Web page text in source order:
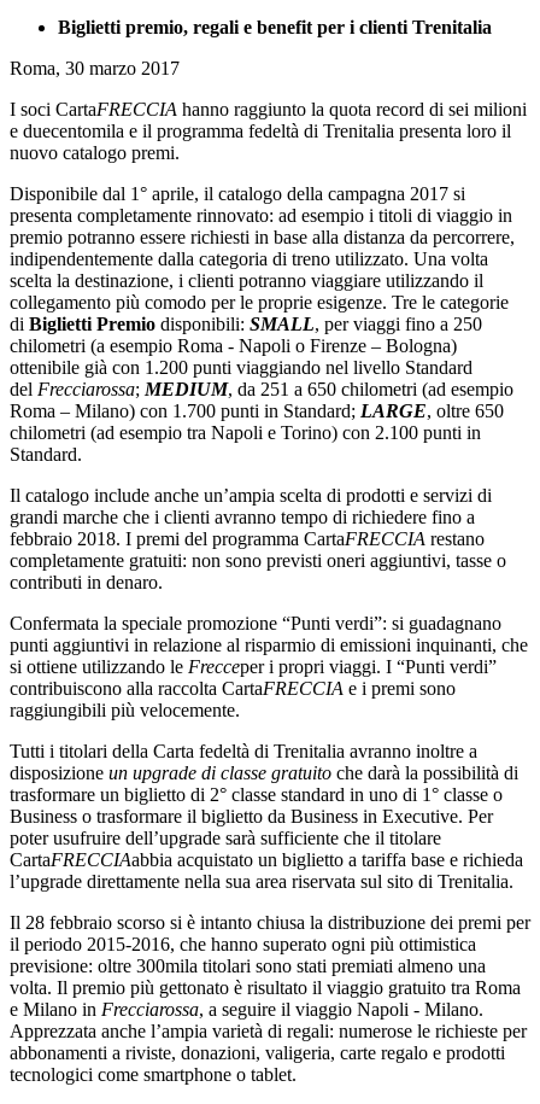
Biglietti premio, regali e benefit per i clienti Trenitalia
Roma, 30 marzo 2017
I soci CartaFRECCIA hanno raggiunto la quota record di sei milioni
e duecentomila e il programma fedeltà di Trenitalia presenta loro il
nuovo catalogo premi.
Disponibile dal 1° aprile, il catalogo della campagna 2017 si
presenta completamente rinnovato: ad esempio i titoli di viaggio in
premio potranno essere richiesti in base alla distanza da percorrere,
indipendentemente dalla categoria di treno utilizzato. Una volta
scelta la destinazione, i clienti potranno viaggiare utilizzando il
collegamento più comodo per le proprie esigenze. Tre le categorie
di Biglietti Premio disponibili: SMALL, per viaggi fino a 250
chilometri (a esempio Roma - Napoli o Firenze – Bologna)
ottenibile già con 1.200 punti viaggiando nel livello Standard
del Frecciarossa; MEDIUM, da 251 a 650 chilometri (ad esempio
Roma – Milano) con 1.700 punti in Standard; LARGE, oltre 650
chilometri (ad esempio tra Napoli e Torino) con 2.100 punti in
Standard.
Il catalogo include anche un’ampia scelta di prodotti e servizi di
grandi marche che i clienti avranno tempo di richiedere fino a
febbraio 2018. I premi del programma CartaFRECCIA restano
completamente gratuiti: non sono previsti oneri aggiuntivi, tasse o
contributi in denaro.
Confermata la speciale promozione “Punti verdi”: si guadagnano
punti aggiuntivi in relazione al risparmio di emissioni inquinanti, che
si ottiene utilizzando le Frecceper i propri viaggi. I “Punti verdi”
contribuiscono alla raccolta CartaFRECCIA e i premi sono
raggiungibili più velocemente.
Tutti i titolari della Carta fedeltà di Trenitalia avranno inoltre a
disposizione un upgrade di classe gratuito che darà la possibilità di
trasformare un biglietto di 2° classe standard in uno di 1° classe o
Business o trasformare il biglietto da Business in Executive. Per
poter usufruire dell’upgrade sarà sufficiente che il titolare
CartaFRECCIAabbia acquistato un biglietto a tariffa base e richieda
l’upgrade direttamente nella sua area riservata sul sito di Trenitalia.
Il 28 febbraio scorso si è intanto chiusa la distribuzione dei premi per
il periodo 2015-2016, che hanno superato ogni più ottimistica
previsione: oltre 300mila titolari sono stati premiati almeno una
volta. Il premio più gettonato è risultato il viaggio gratuito tra Roma
e Milano in Frecciarossa, a seguire il viaggio Napoli - Milano.
Apprezzata anche l’ampia varietà di regali: numerose le richieste per
abbonamenti a riviste, donazioni, valigeria, carte regalo e prodotti
tecnologici come smartphone o tablet.